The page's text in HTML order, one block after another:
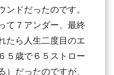
ンドだったのです。
て７アンダー、最終
たら人生二度目のエ
５歳で６５ストロー
）だったのですが、